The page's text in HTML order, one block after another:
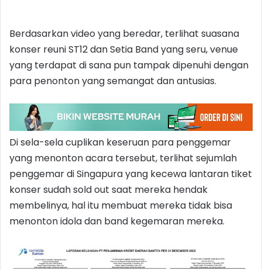
Berdasarkan video yang beredar, terlihat suasana
konser reuni ST12 dan Setia Band yang seru, venue
yang terdapat di sana pun tampak dipenuhi dengan
para penonton yang semangat dan antusias.
Di sela-sela cuplikan keseruan para penggemar
yang menonton acara tersebut, terlihat sejumlah
penggemar di Singapura yang kecewa lantaran tiket
konser sudah sold out saat mereka hendak
membelinya, hal itu membuat mereka tidak bisa
menonton idola dan band kegemaran mereka.